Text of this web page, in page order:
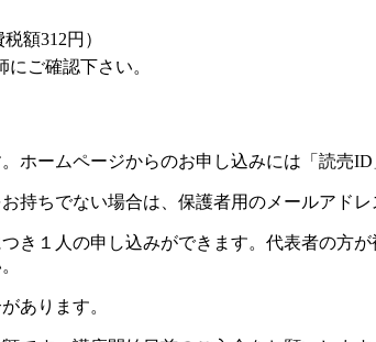
額312円）
ご確認下さい。
ホームページからのお申し込みには「読売
持ちでない場合は、保護者用のメールアドレ
き１人の申し込みができます。代表者の方
あります。